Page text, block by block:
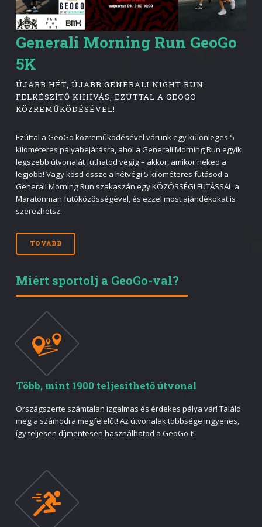
Generali Morning Run GeoGo
5K
ÚJABB HÉT, ÚJABB GENERALI NIGHT RUN
FELKÉSZÍTŐ KIHÍVÁS, EZÚTTAL A GEOGO
KÖZREMŰKÖDÉSÉVEL!
Ezúttal a GeoGo közreműködésével várunk egy különleges 5
kilométeres pályabejárásra, ahol a Generali Morning Run egyik
legszebb útvonalát futhatod végig – akkor, amikor neked a
legjobb! Vagy kösd össze a hétvégi 5 kilométeres futásod a
Generali Morning Run szakaszán egy KÖZÖSSÉGI FUTÁSSAL a
Maratonman futóközösségével, és ezzel most ajándékokat is
szerezhetsz.
TOVÁBB
Miért sportolj a GeoGo-val?
Több, mint 1900 teljesíthető útvonal
Országszerte számtalan izgalmas és érdekes pálya vár! Találd
meg a számodra megfelelőt! Az útvonalak többsége ingyenes,
így teljesen díjmentesen használhatod a GeoGo-t!